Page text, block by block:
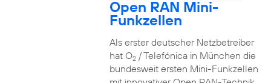
Open RAN Mini-
Funkzellen
Als erster deutscher Netzbetreiber
hat O2/ Telefónica in München die
bundesweit ersten Mini-Funkzellen